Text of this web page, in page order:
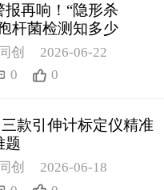
报再响！“隐形杀
杆菌检测知多少
创
2026-06-22
0 0
款引伸计标定仪精准
题
创
2026-06-18